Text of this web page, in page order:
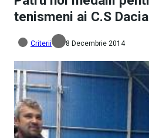
tenismeni ai C.S
Criterii 8 Decembrie 2014